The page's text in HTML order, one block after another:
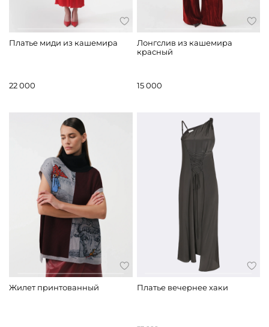
Платье миди из кашемира
22 000
Лонгслив из кашемира
красный
15 000
Жилет принтованный Платье вечернее хаки